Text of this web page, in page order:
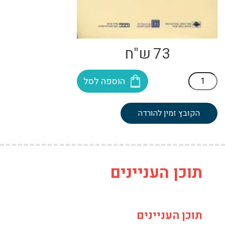
73ש"ח
כמות
של
ללמידה:
תפיסות
של
-
חינוך
20
הוספה לסל
הקובץ זמין להורדה
תוכן העניינים
תוכן העניינים